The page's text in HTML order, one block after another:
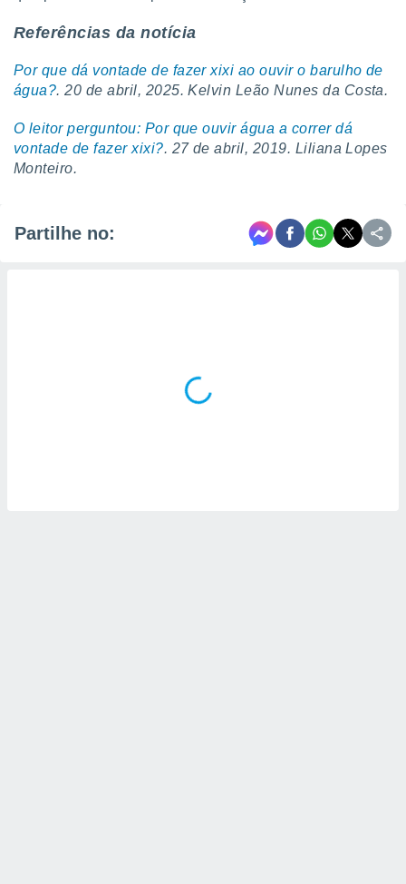
Referências da notícia
Por que dá vontade de fazer xixi ao ouvir o barulho de
água?. 20 de abril, 2025. Kelvin Leão Nunes da Costa.
O leitor perguntou: Por que ouvir água a correr dá
vontade de fazer xixi?. 27 de abril, 2019. Liliana Lopes
Monteiro.
Partilhe no: